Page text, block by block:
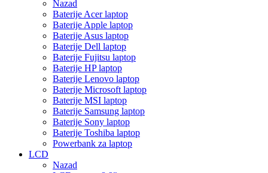
Nazad
Baterije Acer laptop
Baterije Apple laptop
Baterije Asus laptop
Baterije Dell laptop
Baterije Fujitsu laptop
Baterije HP laptop
Baterije Lenovo laptop
Baterije Microsoft laptop
Baterije MSI laptop
Baterije Samsung laptop
Baterije Sony laptop
Baterije Toshiba laptop
Powerbank za laptop
LCD
Nazad